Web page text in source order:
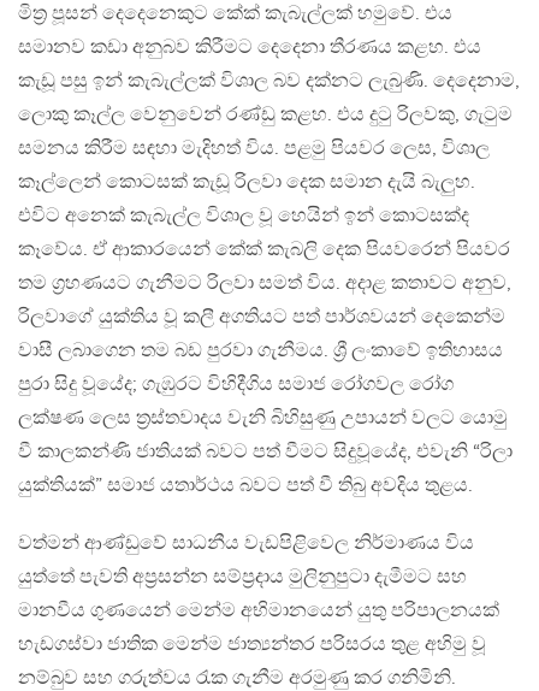
මිත්‍ර පූසන් දෙදෙනෙකුට කේක් කැබැල්ලක් හමුවේ. එය
සමානව කඩා අනුබව කිරීමට දෙදෙනා තීරණය කළහ. එය
කැඩූ පසු ඉන් කැබැල්ලක් විශාල බව දක්නට ලැබුණි. දෙදෙනාම,
ලොකු කෑල්ල වෙනුවෙන් රණ්ඩු කළහ. එය දුටු රිලවකු, ගැටුම
සමනය කිරීම සඳහා මැදිහත් විය. පළමු පියවර ලෙස, විශාල
කෑල්ලෙන් කොටසක් කැඩූ රිලවා දෙක සමාන දැයි බැලුහ.
එවිට අනෙක් කැබැල්ල විශාල වූ හෙයින් ඉන් කොටසක්ද
කෑවේය. ඒ ආකාරයෙන් කේක් කැබලි දෙක පියවරෙන් පියවර
තම ග්‍රහණයට ගැනීමට රිලවා සමත් විය. අදාළ කතාවට අනුව,
රිලවාගේ යුක්තිය වූ කලී අගතියට පත් පාර්ශවයන් දෙකෙන්ම
වාසී ලබාගෙන තම බඩ පුරවා ගැනීමය. ශ්‍රී ලංකාවේ ඉතිහාසය
පුරා සිදු වූයේද; ගැඹුරට විහිදීගිය සමාජ රෝගවල රෝග
ලක්ෂණ ලෙස ත්‍රස්තවාදය වැනි බිහිසුණු උපායන් වලට යොමු
වී කාලකන්ණි ජාතියක් බවට පත් වීමට සිදුවූයේද, එවැනි “රිලා
යුක්තියක්” සමාජ යතාර්ථය බවට පත් වී තිබු අවදිය තුළය.
වත්මන් ආණ්ඩුවේ සාධනීය වැඩපිළිවෙල නිර්මාණය විය
යුත්තේ පැවති අප්‍රසන්න සම්ප්‍රදාය මුලිනුපුටා දැමීමට සහ
මානවීය ගුණයෙන් මෙන්ම අභිමානයෙන් යුතු පරිපාලනයක්
හැඩගස්වා ජාතික මෙන්ම ජාත්‍යන්තර පරිසරය තුළ අහිමු වූ
නම්බුව සහ ගරුත්වය රැක ගැනීම අරමුණු කර ගනිමිනි.